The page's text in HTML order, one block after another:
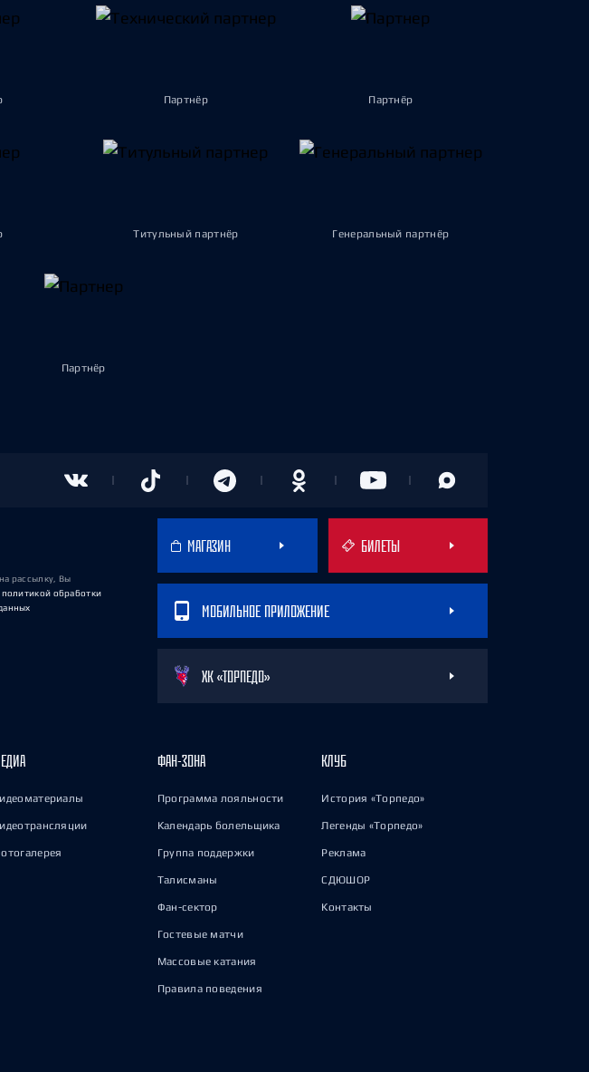
Партнёр Партнёр
Титульный партнёр Генеральный партнёр
Партнёр
рассылку, Вы
политикой обработки
МАГАЗИН БИЛЕТЫ
МОБИЛЬНОЕ ПРИЛОЖЕНИЕ
ХК «ТОРПЕДО»
ФАН-ЗОНА
Программа лояльности
Календарь болельщика
Группа поддержки
Талисманы
Фан-сектор
Гостевые матчи
Массовые катания
Правила поведения
КЛУБ
История «Торпедо»
Легенды «Торпедо»
Реклама
СДЮШОР
Контакты